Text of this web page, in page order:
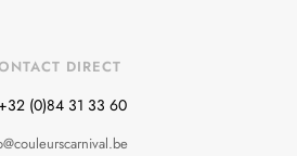
DIRECT
+32 (0)84 31 33 60